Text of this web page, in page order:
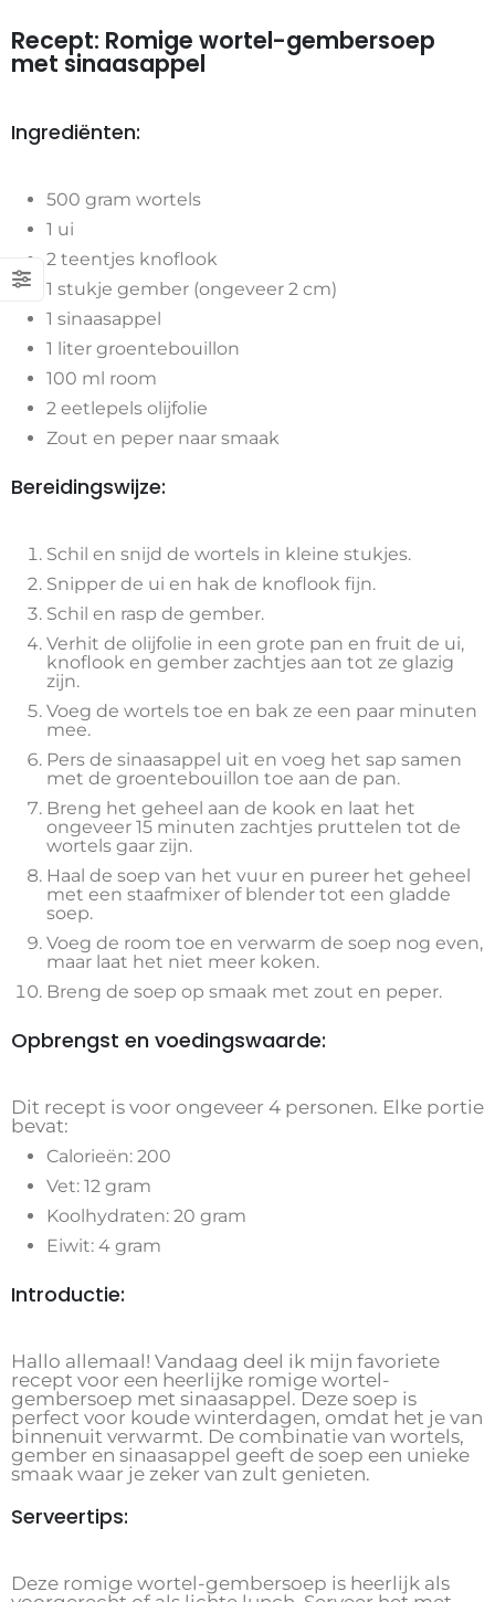
Recept: Romige wortel-gembersoep
met sinaasappel
Ingrediënten:
500 gram wortels
1 ui
2 teentjes knoflook
1 stukje gember (ongeveer 2 cm)
1 sinaasappel
1 liter groentebouillon
100 ml room
2 eetlepels olijfolie
Zout en peper naar smaak
Bereidingswijze:
Schil en snijd de wortels in kleine stukjes.
Snipper de ui en hak de knoflook fijn.
Schil en rasp de gember.
Verhit de olijfolie in een grote pan en fruit de ui,
knoflook en gember zachtjes aan tot ze glazig
zijn.
Voeg de wortels toe en bak ze een paar minuten
mee.
Pers de sinaasappel uit en voeg het sap samen
met de groentebouillon toe aan de pan.
Breng het geheel aan de kook en laat het
ongeveer 15 minuten zachtjes pruttelen tot de
wortels gaar zijn.
Haal de soep van het vuur en pureer het geheel
met een staafmixer of blender tot een gladde
soep.
Voeg de room toe en verwarm de soep nog even,
maar laat het niet meer koken.
Breng de soep op smaak met zout en peper.
Opbrengst en voedingswaarde:
Dit recept is voor ongeveer 4 personen. Elke portie
bevat:
Calorieën: 200
Vet: 12 gram
Koolhydraten: 20 gram
Eiwit: 4 gram
Introductie:
Hallo allemaal! Vandaag deel ik mijn favoriete
recept voor een heerlijke romige wortel-
gembersoep met sinaasappel. Deze soep is
perfect voor koude winterdagen, omdat het je van
binnenuit verwarmt. De combinatie van wortels,
gember en sinaasappel geeft de soep een unieke
smaak waar je zeker van zult genieten.
Serveertips:
Deze romige wortel-gembersoep is heerlijk als